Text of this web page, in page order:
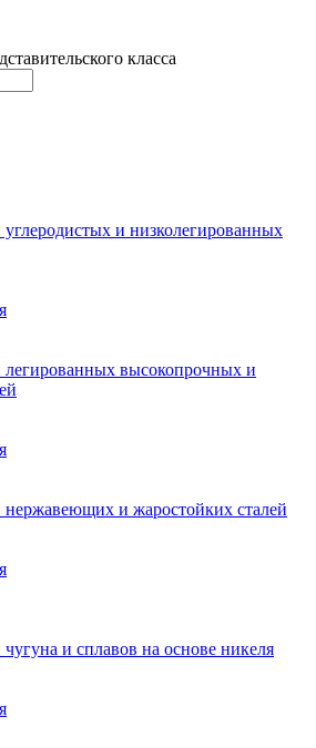
класса
и низколегированных
легированных высокопрочных и
и жаростойких сталей
и сплавов на основе никеля